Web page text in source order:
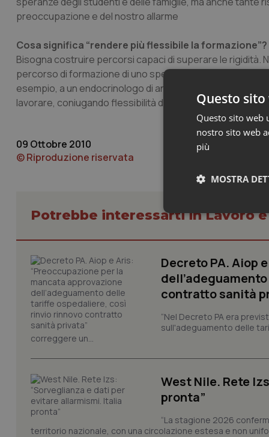
preoccupazione e del nostro allarme
Cosa significa “rendere più flessibile la formazione”?
Bisogna costruire percorsi capaci di superare le rigidità.
percorso di formazione di uno specialista dovrebbe
esempio, a un endocrinologo di andare a fare il
lavorare, coniugando flessibilità della formazione a
09 Ottobre 2010
© Riproduzione riservata
Potrebbe interessarti in Lavoro
Decreto PA. Aiop
contratto sanità
“Nel Decreto PA era
sull'adeguamento delle
correggere un...
West Nile. Rete
pronta”
“La stagione 2026
territorio nazionale, con una circolazione estesa e non
Questo
Questo sito web
nostro sito web
più
MOSTRA
I cookie necessari
e l'accesso alle aree